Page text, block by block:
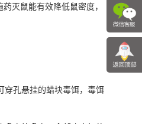
灭鼠能有效降低鼠密度，
穿孔悬挂的蜡块毒饵，毒饵